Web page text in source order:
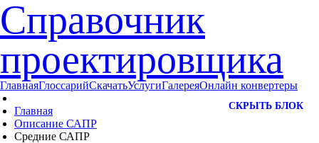
Справочник
проектировщика
ГлавнаяГлоссарийСкачатьУслугиГалереяОнлайн конвертеры
Главная
Описание САПР
Средние САПР
СКРЫТЬ БЛОК